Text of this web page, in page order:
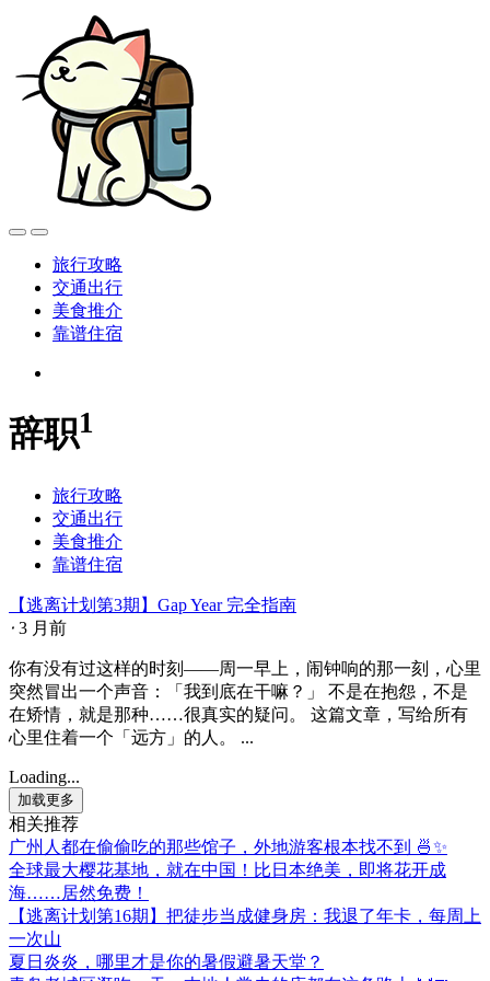
旅行攻略
交通出行
美食推介
靠谱住宿
辞职1
旅行攻略
交通出行
美食推介
靠谱住宿
【逃离计划第3期】Gap Year 完全指南
⋅ 3 月前
你有没有过这样的时刻——周一早上，闹钟响的那一刻，心里
突然冒出一个声音：「我到底在干嘛？」 不是在抱怨，不是
在矫情，就是那种……很真实的疑问。 这篇文章，写给所有
心里住着一个「远方」的人。 ...
Loading...
加载更多
相关推荐
广州人都在偷偷吃的那些馆子，外地游客根本找不到 🍜✨
全球最大樱花基地，就在中国！比日本绝美，即将花开成
海……居然免费！
【逃离计划第16期】把徒步当成健身房：我退了年卡，每周上
一次山
夏日炎炎，哪里才是你的暑假避暑天堂？